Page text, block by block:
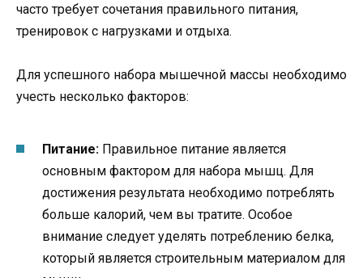
часто требует сочетания правильного питания,
тренировок с нагрузками и отдыха.
Для успешного набора мышечной массы необходимо
учесть несколько факторов:
Питание: Правильное питание является
основным фактором для набора мышц. Для
достижения результата необходимо потреблять
больше калорий, чем вы тратите. Особое
внимание следует уделять потреблению белка,
который является строительным материалом для